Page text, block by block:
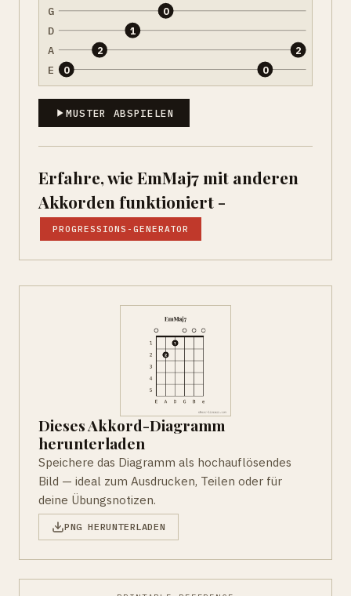
G
D
A
E 0
2
1
0
0
2
MUSTER ABSPIELEN
Erfahre, wie EmMaj7 mit anderen
Akkorden funktioniert -
PROGRESSIONS-GENERATOR
Dieses Akkord-Diagramm
herunterladen
Speichere das Diagramm als hochauflösendes
Bild — ideal zum Ausdrucken, Teilen oder für
deine Übungsnotizen.
PNG HERUNTERLADEN